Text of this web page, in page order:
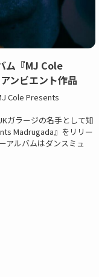
ム『MJ Cole
ンビエント作品
Cole Presents
ガラージの名手として知
Madrugada』をリリー
アルバムはダンスミュ